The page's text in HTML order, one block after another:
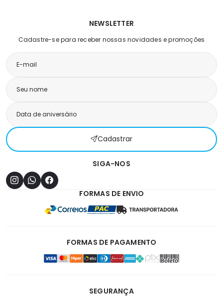
NEWSLETTER
Cadastre-se para receber nossas novidades e promoções
Cadastrar
SIGA-NOS
FORMAS DE ENVIO
FORMAS DE PAGAMENTO
SEGURANÇA